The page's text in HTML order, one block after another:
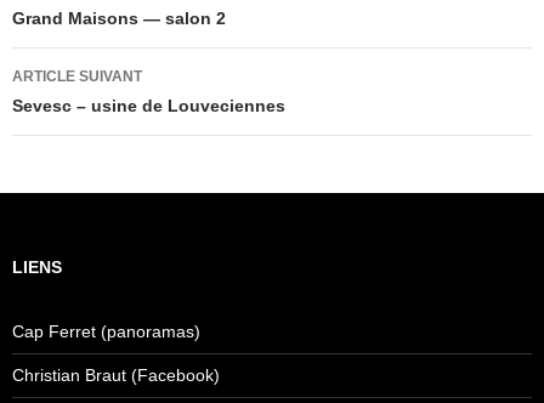
des
articles
Grand Maisons — salon 2
ARTICLE SUIVANT
Sevesc – usine de Louveciennes
LIENS
Cap Ferret (panoramas)
Christian Braut (Facebook)